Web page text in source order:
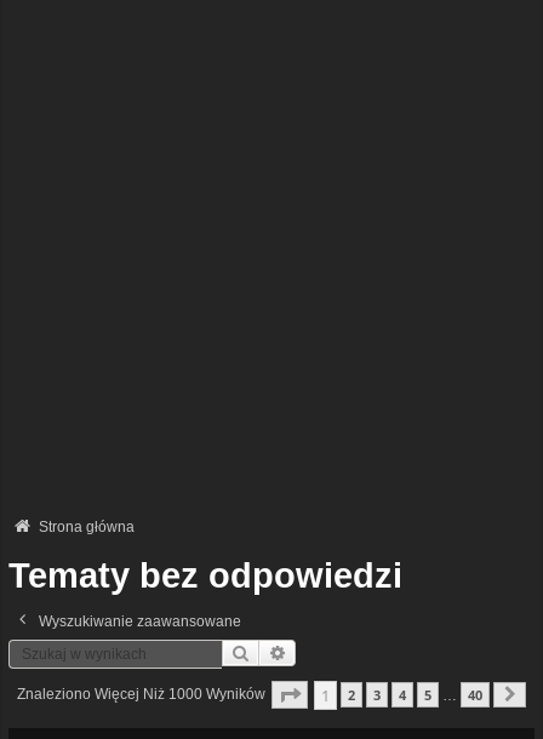
Strona główna
Tematy bez odpowiedzi
Wyszukiwanie zaawansowane
Szukaj
Znaleziono Więcej Niż 1000 Wyników Strona1 40
1 2 3 4 5 40